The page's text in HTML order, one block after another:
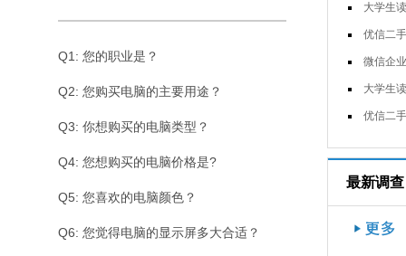
Q1: 您的职业是？
Q2: 您购买电脑的主要用途？
Q3: 你想购买的电脑类型？
Q4: 您想购买的电脑价格是?
Q5: 您喜欢的电脑颜色？
Q6: 您觉得电脑的显示屏多大合适？
大学生读书习惯调查问卷
优信二手车用户调查
微信企业号调查问卷
大学生读书习惯调查问卷
优信二手车用户调查
最新调查